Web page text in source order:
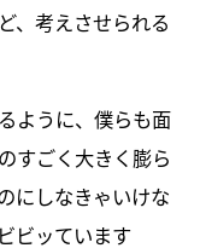
、考えさせられる
ように、僕らも面
すごく大きく膨ら
にしなきゃいけな
ビッています